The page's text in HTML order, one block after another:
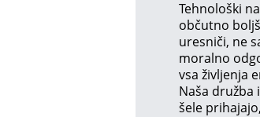
Tehnološki
občutno
uresniči, ne
moralno
vsa življenja
Naša družba
šele